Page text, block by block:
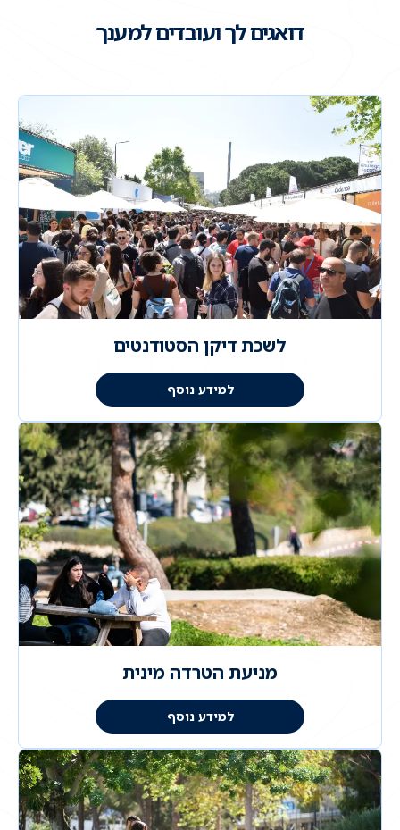
דואגים לך ועובדים למענך
לשכת דיקן הסטודנטים
למידע נוסף
מניעת הטרדה מינית
למידע נוסף